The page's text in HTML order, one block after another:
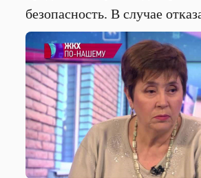
безопасность. В случае